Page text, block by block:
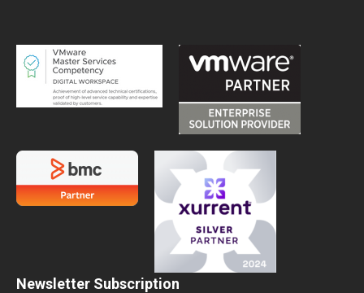
Newsletter Subscription